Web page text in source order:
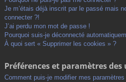
Je m’étais déjà inscrit par le passé mais
connecter ?!
J’ai perdu mon mot de passe !
Pourquoi suis-je déconnecté
À quoi sert « Supprimer les cookies » ?
Préférences et paramètres
Comment puis-je modifier mes paramètres